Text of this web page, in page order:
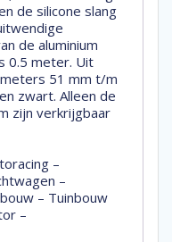
de silicone slang
de aluminium
0.5 meter. Uit
51 mm t/m
zwart. Alleen de
zijn verkrijgbaar
–
–
– Tuinbouw
–